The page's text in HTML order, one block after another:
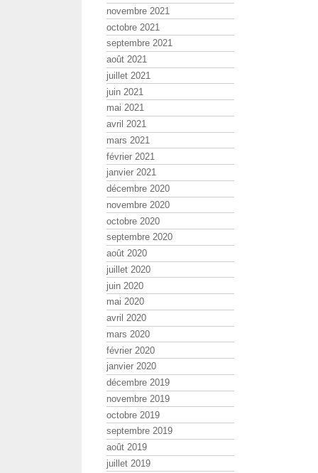
novembre 2021
octobre 2021
septembre 2021
août 2021
juillet 2021
juin 2021
mai 2021
avril 2021
mars 2021
février 2021
janvier 2021
décembre 2020
novembre 2020
octobre 2020
septembre 2020
août 2020
juillet 2020
juin 2020
mai 2020
avril 2020
mars 2020
février 2020
janvier 2020
décembre 2019
novembre 2019
octobre 2019
septembre 2019
août 2019
juillet 2019